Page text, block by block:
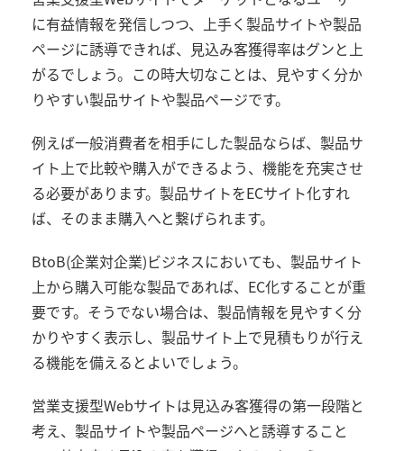
に有益情報を発信しつつ、上手く製品サイトや製品
ページに誘導できれば、見込み客獲得率はグンと上
がるでしょう。この時大切なことは、見やすく分か
りやすい製品サイトや製品ページです。
例えば一般消費者を相手にした製品ならば、製品サ
イト上で比較や購入ができるよう、機能を充実させ
る必要があります。製品サイトをECサイト化すれ
ば、そのまま購入へと繋げられます。
BtoB(企業対企業)ビジネスにおいても、製品サイト
上から購入可能な製品であれば、EC化することが重
要です。そうでない場合は、製品情報を見やすく分
かりやすく表示し、製品サイト上で見積もりが行え
る機能を備えるとよいでしょう。
営業支援型Webサイトは見込み客獲得の第一段階と
考え、製品サイトや製品ページへと誘導すること